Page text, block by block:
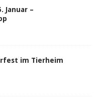
Januar –
im Tierheim